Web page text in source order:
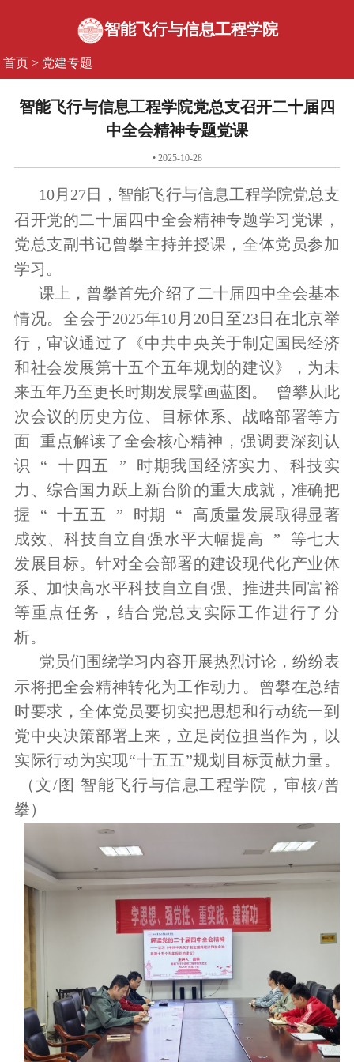
智能飞行与信息工程学院
首页 > 党建专题
智能飞行与信息工程学院党总支召开二十届四
中全会精神专题党课
• 2025-10-28
10月27日，智能飞行与信息工程学院党总支
召开党的二十届四中全会精神专题学习党课，
党总支副书记曾攀主持并授课，全体党员参加
学习。
课上，曾攀首先介绍了二十届四中全会基本
情况。全会于2025年10月20日至23日在北京举
行，审议通过了《中共中央关于制定国民经济
和社会发展第十五个五年规划的建议》，为未
来五年乃至更长时期发展擘画蓝图。
曾攀从此
次会议的历史方位、目标体系、战略部署等方
面
重点解读了全会核心精神，强调要深刻认
识
“ 十四五 ”
时期我国经济实力、科技实
力、综合国力跃上新台阶的重大成就，准确把
握
“ 十五五 ” 时期 “
高质量发展取得显著
成效、科技自立自强水平大幅提高
”
等七大
发展目标。针对全会部署的建设现代化产业体
系、加快高水平科技自立自强、推进共同富裕
等重点任务，结合党总支实际工作进行了分
析。
党员们围绕学习内容开展热烈讨论，纷纷表
示将把全会精神转化为工作动力。曾攀在总结
时要求，全体党员要切实把思想和行动统一到
党中央决策部署上来，立足岗位担当作为，以
实际行动为实现“十五五”规划目标贡献力量。
（文/图 智能飞行与信息工程学院，审核/曾
攀）